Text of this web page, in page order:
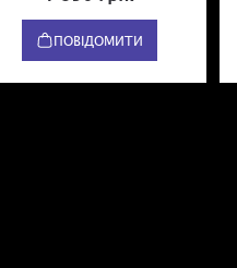
ПОВІДОМИТИ